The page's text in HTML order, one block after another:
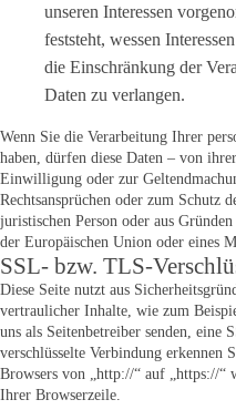
unseren Interessen
feststeht, wessen
die Einschränkung der
Daten zu verlangen.
Wenn Sie die Verarbeitung Ihrer
haben, dürfen diese Daten – von
Einwilligung oder zur
Rechtsansprüchen oder zum Schutz
juristischen Person oder aus
der Europäischen Union oder eines
SSL- bzw. TLS-
Diese Seite nutzt aus
vertraulicher Inhalte, wie zum
uns als Seitenbetreiber senden, eine
verschlüsselte Verbindung erkennen
Browsers von „http://“ auf „https://“
Ihrer Browserzeile.